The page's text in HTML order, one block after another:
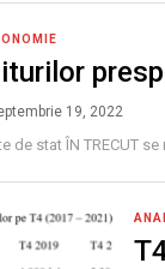
19, 2022
de stat ÎN TRECUT se